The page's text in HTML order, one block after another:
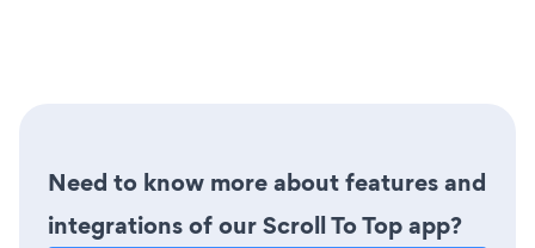
Need to know more about features and
integrations of our Scroll To Top app?